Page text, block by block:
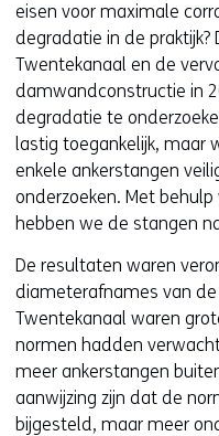
eisen voor maximale
degradatie in de praktijk?
Twentekanaal en de
damwandconstructie in
degradatie te
lastig toegankelijk, maar
enkele ankerstangen
onderzoeken. Met
hebben we de stangen
De resultaten waren
diameterafnames van
Twentekanaal waren
normen hadden
meer ankerstangen
aanwijzing zijn dat de
bijgesteld, maar meer